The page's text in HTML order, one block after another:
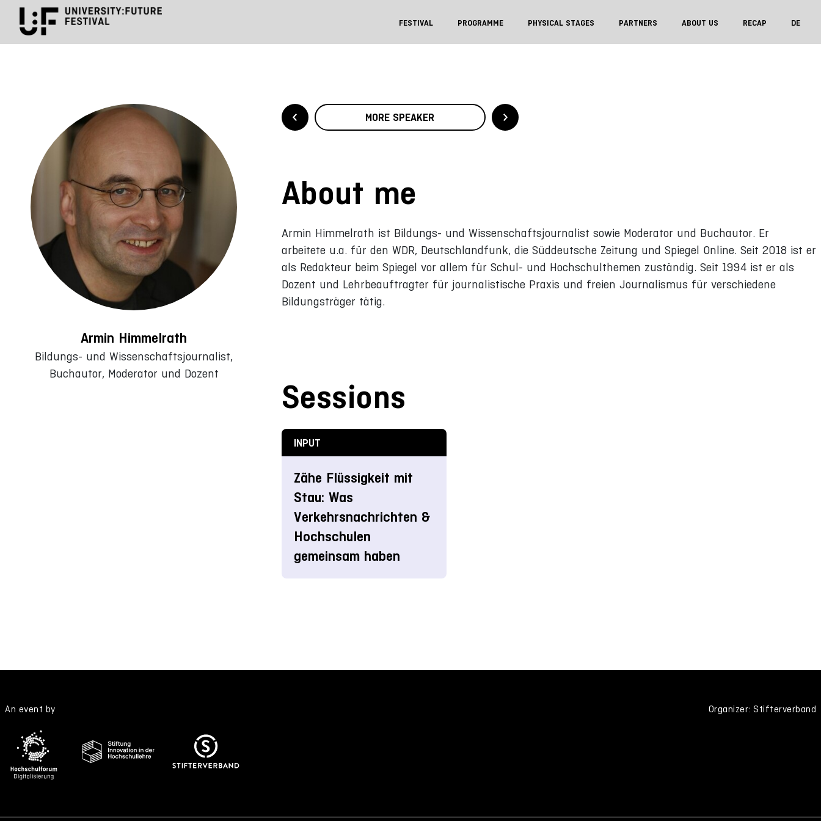
FESTIVAL PROGRAMME PHYSICAL STAGES PARTNERS ABOUT US RECAP DE
Armin Himmelrath
Bildungs- und Wissenschaftsjournalist,
Buchautor, Moderator und Dozent
MORE SPEAKER
About me
Armin Himmelrath ist Bildungs- und Wissenschaftsjournalist sowie Moderator und Buchautor. Er
arbeitete u.a. für den WDR, Deutschlandfunk, die Süddeutsche Zeitung und Spiegel Online. Seit 2018 ist er
als Redakteur beim Spiegel vor allem für Schul- und Hochschulthemen zuständig. Seit 1994 ist er als
Dozent und Lehrbeauftragter für journalistische Praxis und freien Journalismus für verschiedene
Bildungsträger tätig.
Sessions
INPUT
Zähe Flüssigkeit mit
Stau: Was
Verkehrsnachrichten &
Hochschulen
gemeinsam haben
An event by Organizer: Stifterverband